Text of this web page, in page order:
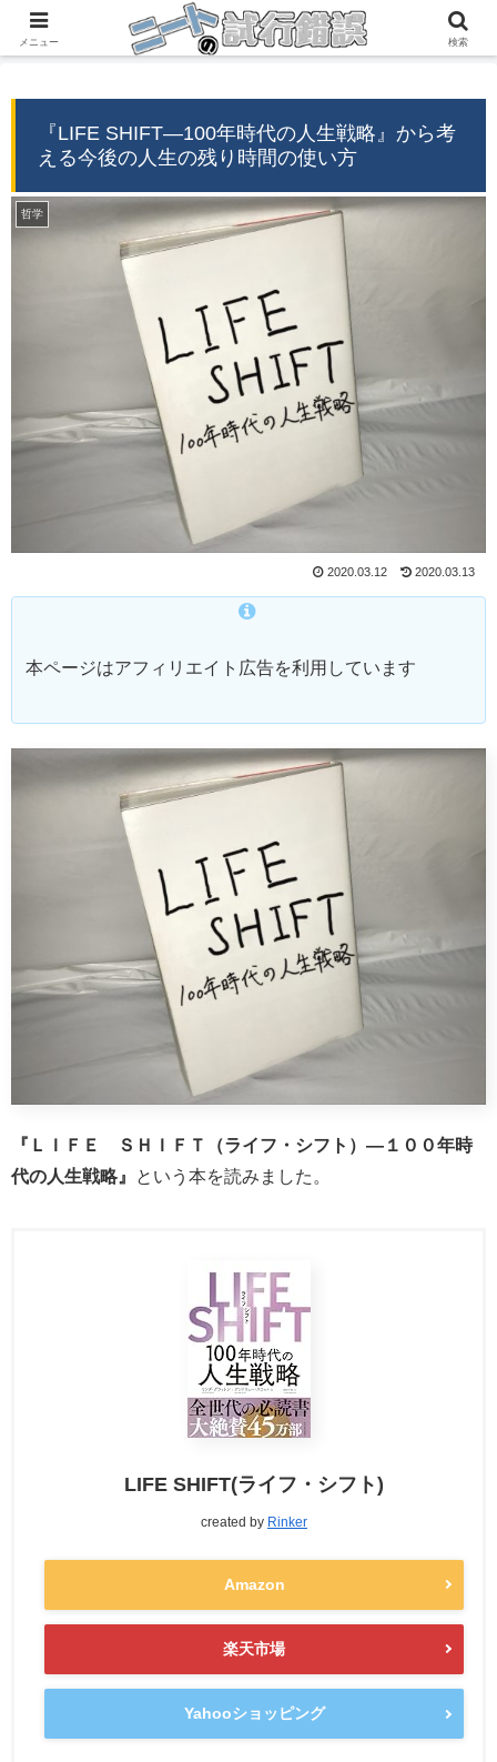
『自分の経験』→『誰かの役に立つ情報』
『LIFE SHIFT―100年時代の人生戦略』から考
える今後の人生の残り時間の使い方
哲学
2020.03.12 2020.03.13
本ページはアフィリエイト広告を利用しています
『ＬＩＦＥ ＳＨＩＦＴ（ライフ・シフト）―１００年時
代の人生戦略』
という本を読みました。
LIFE SHIFT(ライフ・シフト)
created by Rinker
Amazon
楽天市場
Yahooショッピング
メニュー 検索